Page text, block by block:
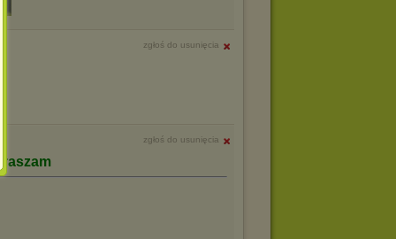
zgłoś do usunięcia
zgłoś do usunięcia